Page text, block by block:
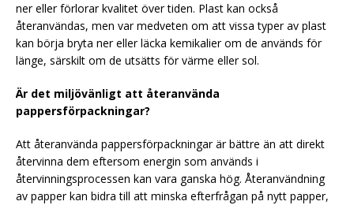
ner eller förlorar kvalitet över tiden. Plast kan också
återanvändas, men var medveten om att vissa typer av plast
kan börja bryta ner eller läcka kemikalier om de används för
länge, särskilt om de utsätts för värme eller sol.
Är det miljövänligt att återanvända
pappersförpackningar?
Att återanvända pappersförpackningar är bättre än att direkt
återvinna dem eftersom energin som används i
återvinningsprocessen kan vara ganska hög. Återanvändning
av papper kan bidra till att minska efterfrågan på nytt papper,